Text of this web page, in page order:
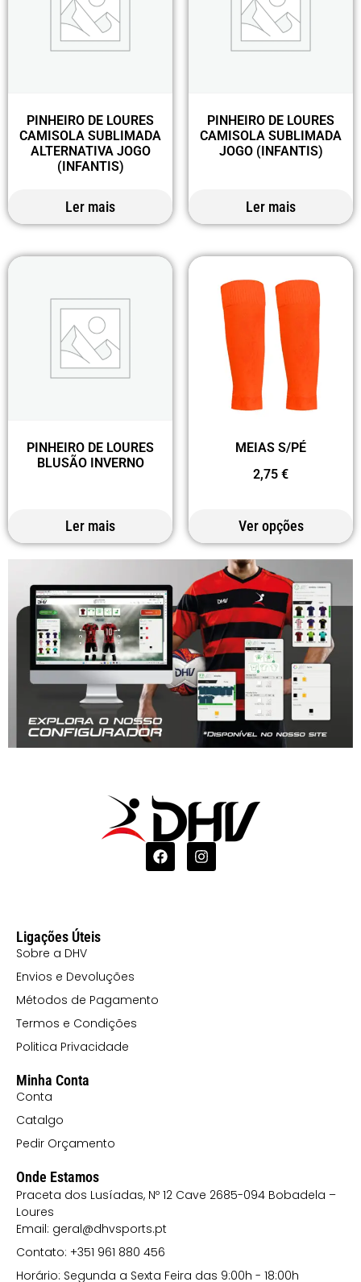
PINHEIRO DE LOURES
CAMISOLA SUBLIMADA
ALTERNATIVA JOGO
(INFANTIS)
Ler mais
PINHEIRO DE LOURES
CAMISOLA SUBLIMADA
JOGO (INFANTIS)
Ler mais
PINHEIRO DE LOURES
BLUSÃO INVERNO
Ler mais
MEIAS S/PÉ
2,75 €
Ver opções
Ligações Úteis
Sobre a DHV
Envios e Devoluções
Métodos de Pagamento
Termos e Condições
Politica Privacidade
Minha Conta
Conta
Catalgo
Pedir Orçamento
Onde Estamos
Praceta dos Lusíadas, Nº 12 Cave 2685-094 Bobadela –
Loures
Email: geral@dhvsports.pt
Contato: +351 961 880 456
Horário: Segunda a Sexta Feira das 9:00h - 18:00h